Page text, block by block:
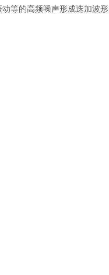
等的高频噪声形成迭加波形